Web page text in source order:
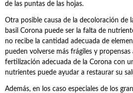
de las puntas de las hojas.
Otra posible causa de la decoloración de
basil Corona puede ser la falta de
no recibe la cantidad adecuada de
pueden volverse más frágiles y propensas
fertilización adecuada de la Corona con
nutrientes puede ayudar a restaurar su
Además, en los caso especiales de los